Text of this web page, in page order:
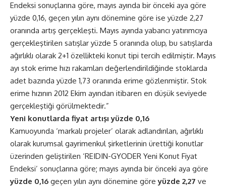
Endeksi sonuçlarına göre, mayıs ayında bir önceki aya göre
yüzde 0,16, geçen yılın aynı dönemine göre ise yüzde 2,27
oranında artış gerçekleşti. Mayıs ayında yabancı yatırımcıya
gerçekleştirilen satışlar yüzde 5 oranında olup, bu satışlarda
ağırlıklı olarak 2+1 özellikteki konut tipi tercih edilmiştir. Mayıs
ayı stok erime hızı rakamları değerlendirildiğinde stoklarda
adet bazında yüzde 1,73 oranında erime gözlenmiştir. Stok
erime hızının 2012 Ekim ayından itibaren en düşük seviyede
gerçekleştiği görülmektedir.”
Yeni konutlarda fiyat artışı yüzde 0,16
Kamuoyunda ‘markalı projeler’ olarak adlandırılan, ağırlıklı
olarak kurumsal gayrimenkul şirketlerinin ürettiği konutlar
üzerinden geliştirilen ‘REIDIN-GYODER Yeni Konut Fiyat
Endeksi’ sonuçlarına göre; mayıs ayında bir önceki aya göre
yüzde 0,16 geçen yılın aynı dönemine göreyüzde 2,27 ve